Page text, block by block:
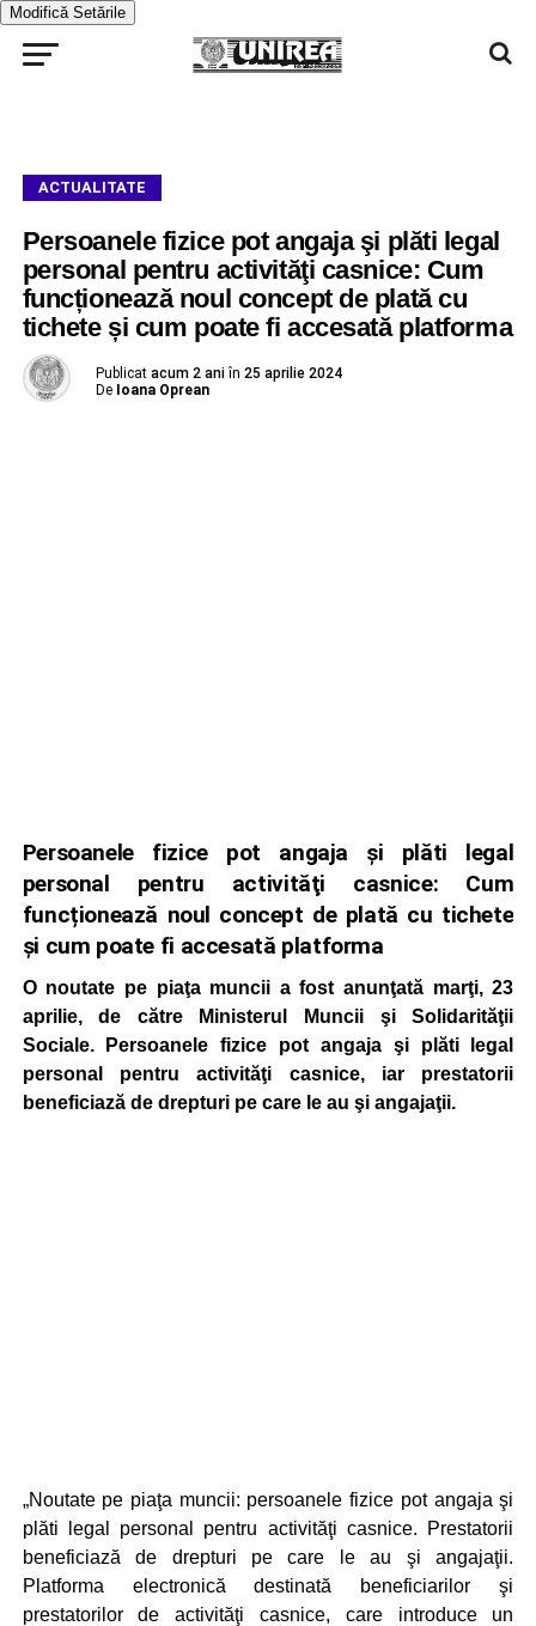
Modifică Setările
ACTUALITATE
Persoanele fizice pot angaja şi plăti legal
personal pentru activităţi casnice: Cum
funcționează noul concept de plată cu
tichete și cum poate fi accesată platforma
Publicat acum 2 ani în 25 aprilie 2024
De Ioana Oprean
Persoanele fizice pot angaja şi plăti legal
personal pentru activităţi casnice: Cum
funcționează noul concept de plată cu tichete
și cum poate fi accesată platforma
O noutate pe piaţa muncii a fost anunţată marţi, 23
aprilie, de către Ministerul Muncii şi Solidarităţii
Sociale. Persoanele fizice pot angaja şi plăti legal
personal pentru activităţi casnice, iar prestatorii
beneficiază de drepturi pe care le au şi angajaţii.
„Noutate pe piaţa muncii: persoanele fizice pot angaja şi
plăti legal personal pentru activităţi casnice. Prestatorii
beneficiază de drepturi pe care le au şi angajaţii.
Platforma electronică destinată beneficiarilor şi
prestatorilor de activităţi casnice, care introduce un